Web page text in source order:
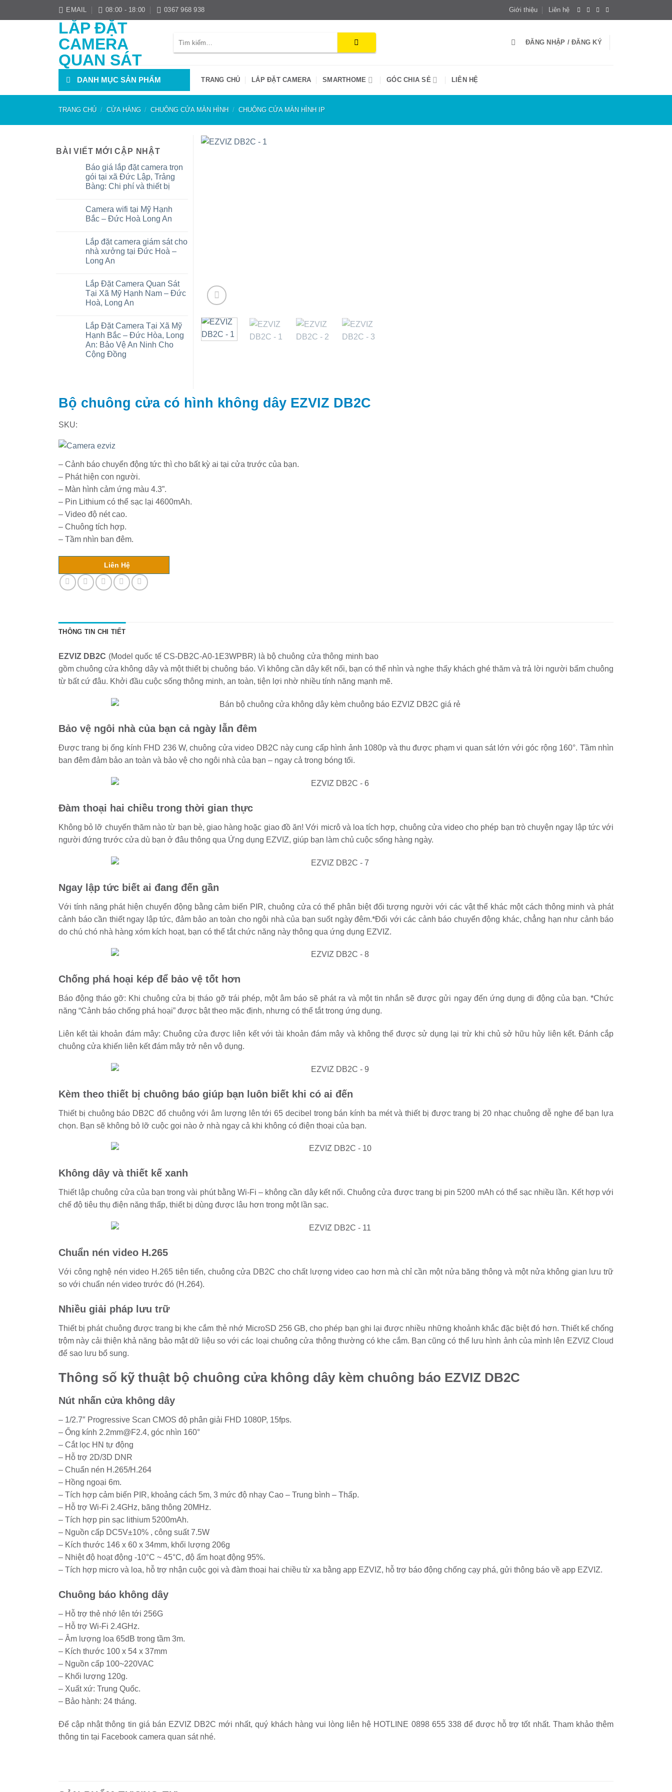
qua
EMAIL 08:00 - 18:00 0367 968 938 Giới thiệu Liên hệ
LẮP ĐẶT
CAMERA
QUAN SÁT
kiếm:
ĐĂNG NHẬP / ĐĂNG KÝ
DANH MỤC SẢN PHẨM TRANG CHỦ LẮP ĐẶT CAMERA SMARTHOME GÓC CHIA SẺ LIÊN HỆ
TRANG CHỦ / CỬA HÀNG / CHUÔNG CỬA MÀN HÌNH / CHUÔNG CỬA MÀN HÌNH IP
Bộ chuông cửa có hình không dây EZVIZ DB2C
SKU:
– Cảnh báo chuyển động tức thì cho bất kỳ ai tại cửa trước của bạn.
– Phát hiện con người.
– Màn hình cảm ứng màu 4.3”.
– Pin Lithium có thể sạc lại 4600mAh.
– Video độ nét cao.
– Chuông tích hợp.
– Tầm nhìn ban đêm.
Liên Hệ
BÀI VIẾT MỚI CẬP NHẬT
Báo giá lắp đặt camera trọn
gói tại xã Đức Lập, Trảng
Bàng: Chi phí và thiết bị
bình
luận
ở
lắp
đặt
camera
trọn
xã
Đức
Lập,
Trảng
Bàng:
và
thiết
bị
Camera wifi tại Mỹ Hạnh
Bắc – Đức Hoà Long An
bình
luận
ở
Camera
Mỹ
Hạnh
Bắc
–
Đức
An
Lắp đặt camera giám sát cho
nhà xưởng tại Đức Hoà –
Long An
bình
luận
ở
Lắp
giám
sát
cho
nhà
xưởng
tại
Lắp Đặt Camera Quan Sát
Tại Xã Mỹ Hạnh Nam – Đức
Hoà, Long An
bình
luận
ở
Lắp
Đặt
Camera
Hạnh
Nam
Lắp Đặt Camera Tại Xã Mỹ
Hạnh Bắc – Đức Hòa, Long
An: Bảo Vệ An Ninh Cho
Cộng Đồng
Lắp
Đặt
Camera
–
Hòa,
Long
An:
Bảo
Vệ
An
Ninh
Cộng
Đồng
THÔNG TIN CHI TIẾT
EZVIZ DB2C (Model quốc tế CS-DB2C-A0-1E3WPBR) là bộ chuông cửa thông minh bao
gồm chuông cửa không dây và một thiết bị chuông báo. Vì không cần dây kết nối, bạn có thể nhìn và nghe thấy khách ghé thăm và trả lời người bấm chuông
từ bất cứ đâu. Khởi đầu cuộc sống thông minh, an toàn, tiện lợi nhờ nhiều tính năng mạnh mẽ.
Bảo vệ ngôi nhà của bạn cả ngày lẫn đêm
Được trang bị ống kính FHD 236 W, chuông cửa video DB2C này cung cấp hình ảnh 1080p và thu được phạm vi quan sát lớn với góc rộng 160°. Tầm nhìn
ban đêm đảm bảo an toàn và bảo vệ cho ngôi nhà của bạn – ngay cả trong bóng tối.
Đàm thoại hai chiều trong thời gian thực
Không bỏ lỡ chuyến thăm nào từ bạn bè, giao hàng hoặc giao đồ ăn! Với micrô và loa tích hợp, chuông cửa video cho phép bạn trò chuyện ngay lập tức với
người đứng trước cửa dù bạn ở đâu thông qua Ứng dụng EZVIZ, giúp bạn làm chủ cuộc sống hàng ngày.
Ngay lập tức biết ai đang đến gần
Với tính năng phát hiện chuyển động bằng cảm biến PIR, chuông cửa có thể phân biệt đối tượng người với các vật thể khác một cách thông minh và phát
cảnh báo cần thiết ngay lập tức, đảm bảo an toàn cho ngôi nhà của bạn suốt ngày đêm.*Đối với các cảnh báo chuyển động khác, chẳng hạn như cảnh báo
do chú chó nhà hàng xóm kích hoạt, bạn có thể tắt chức năng này thông qua ứng dụng EZVIZ.
Chống phá hoại kép để bảo vệ tốt hơn
Báo động tháo gỡ: Khi chuông cửa bị tháo gỡ trái phép, một âm báo sẽ phát ra và một tin nhắn sẽ được gửi ngay đến ứng dụng di động của bạn. *Chức
năng “Cảnh báo chống phá hoại” được bật theo mặc định, nhưng có thể tắt trong ứng dụng.
Liên kết tài khoản đám mây: Chuông cửa được liên kết với tài khoản đám mây và không thể được sử dụng lại trừ khi chủ sở hữu hủy liên kết. Đánh cắp
chuông cửa khiến liên kết đám mây trở nên vô dụng.
Kèm theo thiết bị chuông báo giúp bạn luôn biết khi có ai đến
Thiết bị chuông báo DB2C đổ chuông với âm lượng lên tới 65 decibel trong bán kính ba mét và thiết bị được trang bị 20 nhạc chuông dễ nghe để bạn lựa
chọn. Bạn sẽ không bỏ lỡ cuộc gọi nào ở nhà ngay cả khi không có điện thoại của bạn.
Không dây và thiết kế xanh
Thiết lập chuông cửa của bạn trong vài phút bằng Wi-Fi – không cần dây kết nối. Chuông cửa được trang bị pin 5200 mAh có thể sạc nhiều lần. Kết hợp với
chế độ tiêu thụ điện năng thấp, thiết bị dùng được lâu hơn trong một lần sạc.
Chuẩn nén video H.265
Với công nghệ nén video H.265 tiên tiến, chuông cửa DB2C cho chất lượng video cao hơn mà chỉ cần một nửa băng thông và một nửa không gian lưu trữ
so với chuẩn nén video trước đó (H.264).
Nhiều giải pháp lưu trữ
Thiết bị phát chuông được trang bị khe cắm thẻ nhớ MicroSD 256 GB, cho phép bạn ghi lại được nhiều những khoảnh khắc đặc biệt đó hơn. Thiết kế chống
trộm này cải thiện khả năng bảo mật dữ liệu so với các loại chuông cửa thông thường có khe cắm. Bạn cũng có thể lưu hình ảnh của mình lên EZVIZ Cloud
để sao lưu bổ sung.
Thông số kỹ thuật bộ chuông cửa không dây kèm chuông báo EZVIZ DB2C
Nút nhấn cửa không dây
– 1/2.7″ Progressive Scan CMOS độ phân giải FHD 1080P, 15fps.
– Ống kính 2.2mm@F2.4, góc nhìn 160°
– Cắt lọc HN tự động
– Hỗ trợ 2D/3D DNR
– Chuẩn nén H.265/H.264
– Hồng ngoại 6m.
– Tích hợp cảm biến PIR, khoảng cách 5m, 3 mức độ nhạy Cao – Trung bình – Thấp.
– Hỗ trợ Wi-Fi 2.4GHz, băng thông 20MHz.
– Tích hợp pin sạc lithium 5200mAh.
– Nguồn cấp DC5V±10% , công suất 7.5W
– Kích thước 146 x 60 x 34mm, khối lượng 206g
– Nhiệt độ hoạt động -10°C ~ 45°C, độ ẩm hoạt động 95%.
– Tích hợp micro và loa, hỗ trợ nhận cuộc gọi và đàm thoại hai chiều từ xa bằng app EZVIZ, hỗ trợ báo động chống cạy phá, gửi thông báo về app EZVIZ.
Chuông báo không dây
– Hỗ trợ thẻ nhớ lên tới 256G
– Hỗ trợ Wi-Fi 2.4GHz.
– Âm lượng loa 65dB trong tầm 3m.
– Kích thước 100 x 54 x 37mm
– Nguồn cấp 100~220VAC
– Khối lượng 120g.
– Xuất xứ: Trung Quốc.
– Bảo hành: 24 tháng.
Để cập nhật thông tin giá bán EZVIZ DB2C mới nhất, quý khách hàng vui lòng liên hệ HOTLINE 0898 655 338 để được hỗ trợ tốt nhất. Tham khảo thêm
thông tin tại Facebook camera quan sát nhé.